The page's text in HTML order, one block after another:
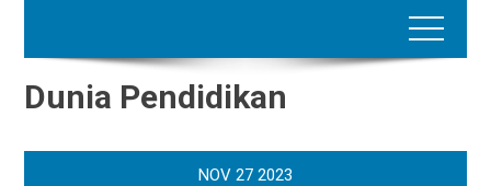
Dunia Pendidikan
NOV 27 2023